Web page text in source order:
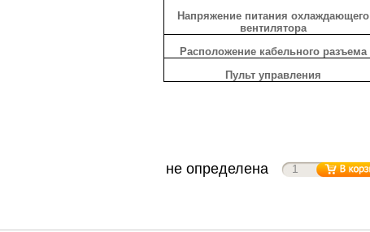
Напряжение питания охлаждающего
вентилятора
Расположение кабельного разъема
Пульт управления
не определена